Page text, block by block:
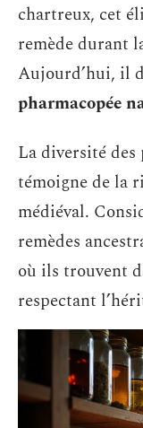
chartreux, cet
remède durant
Aujourd’hui, il
pharmacopée
La diversité
témoigne de la
médiéval.
remèdes
où ils trouvent
respectant